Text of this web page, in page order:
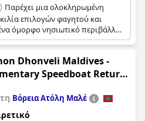
Παρέχει μια ολοκληρωμένη
επιλογών φαγητού και
όμορφο νησιωτικό περιβάλλον
κατάλληλο τόσο για οικογένειες
χαλαρωτικές διακοπές.
Dhonveli Maldives -
Speedboat Return
on 7 nights or more stays
Oct 2027 & up to 2 kids
Βόρεια Ατόλη Μαλέ